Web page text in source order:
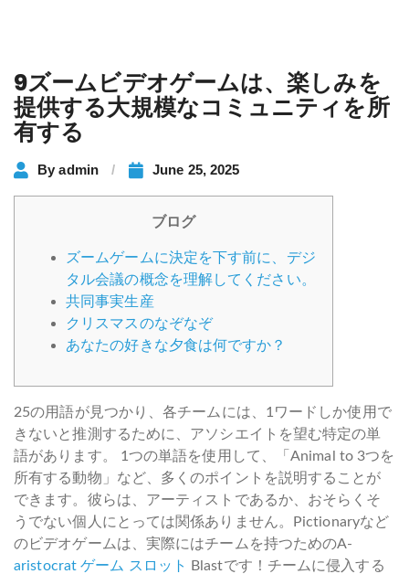
9ズームビデオゲームは、楽しみを
提供する大規模なコミュニティを所
有する
Byadmin June 25, 2025
ブログ
ズームゲームに決定を下す前に、デジ
タル会議の概念を理解してください。
共同事実生産
クリスマスのなぞなぞ
あなたの好きな夕食は何ですか？
25の用語が見つかり、各チームには、1ワードしか使用で
きないと推測するために、アソシエイトを望む特定の単
語があります。 1つの単語を使用して、「Animal to 3つを
所有する動物」など、多くのポイントを説明することが
できます。彼らは、アーティストであるか、おそらくそ
うでない個人にとっては関係ありません。Pictionaryなど
のビデオゲームは、実際にはチームを持つためのA-
aristocrat ゲーム スロット
Blastです！チームに侵入する